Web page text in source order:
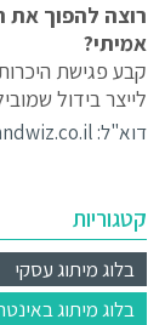
קטגוריות
בלוג מיתוג עסקי
בלוג מיתוג
רוצה להפוך
אמיתי?
לייצר בידול
דוא"ל: